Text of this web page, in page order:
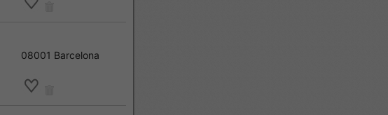
08001 Barcelona